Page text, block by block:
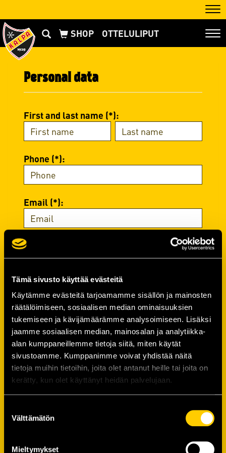
Tämä sivusto käyttää evästeitä
Käytämme evästeitä tarjoamamme sisällön ja mainosten
räätälöimiseen, sosiaalisen median ominaisuuksien
tukemiseen ja kävijämäärämme analysoimiseen. Lisäksi
jaamme sosiaalisen median, mainosalan ja analytiikka-
alan kumppaneillemme tietoja siitä, miten käytät
sivustoamme. Kumppanimme voivat yhdistää näitä
tietoja muihin tietoihin, joita olet antanut heille tai joita on
kerätty, kun olet käyttänyt heidän palvelujaan.
valinta
Välttämätön
Mieltymykset
OTTELULIPUT
Personal data
First and last name (*):
Phone (*):
Email (*):
Password
Password (*):
Confirm password (*):
Contact information